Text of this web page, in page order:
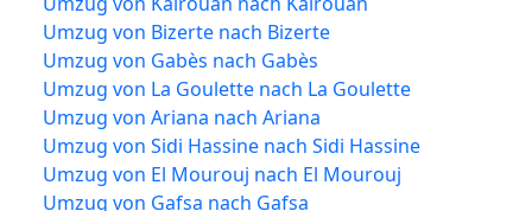
Umzug von Bizerte nach Bizerte
Umzug von Gabès nach Gabès
Umzug von La Goulette nach La Goulette
Umzug von Ariana nach Ariana
Umzug von Sidi Hassine nach Sidi Hassine
Umzug von El Mourouj nach El Mourouj
Umzug von Gafsa nach Gafsa